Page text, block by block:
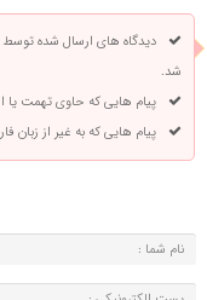
دیدگاه های ارسال شده
شد.
پیام هایی که حاوی تهمت یا
پیام هایی که به غیر از زبان